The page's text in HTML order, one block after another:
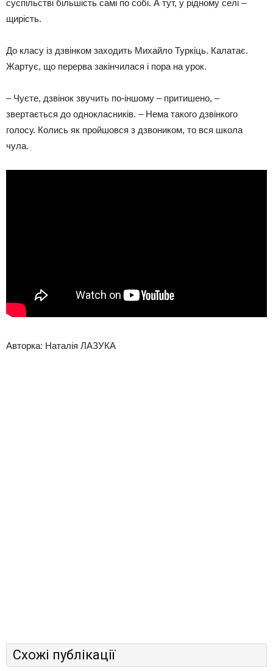
суспільстві більшість самі по собі. А тут, у рідному селі –
щирість.
До класу із дзвінком заходить Михайло Туркіць. Калатає.
Жартує, що перерва закінчилася і пора на урок.
– Чуєте, дзвінок звучить по-іншому – притишено, –
звертається до однокласників. – Нема такого дзвінкого
голосу. Колись як пройшовся з дзвоником, то вся школа
чула.
Авторка: Наталія ЛАЗУКА
Схожі публікації